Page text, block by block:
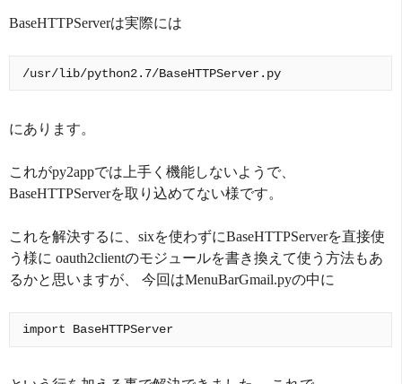
BaseHTTPServerは実際には
にあります。
これがpy2appでは上手く機能しないようで、
BaseHTTPServerを取り込めてない様です。
これを解決するに、sixを使わずにBaseHTTPServerを直接使
う様に oauth2clientのモジュールを書き換えて使う方法もあ
るかと思いますが、 今回はMenuBarGmail.pyの中に